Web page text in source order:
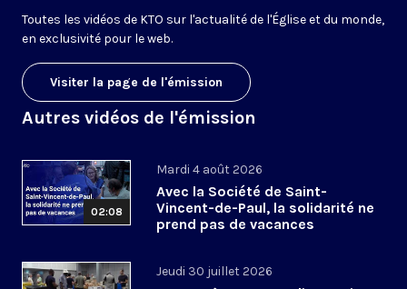
Toutes les vidéos de KTO sur l'actualité de l'Église et du monde,
en exclusivité pour le web.
Visiter la page de l'émission
Autres vidéos de l'émission
02:08
Mardi 4 août 2026
Avec la Société de Saint-
Vincent-de-Paul, la solidarité ne
prend pas de vacances
Jeudi 30 juillet 2026